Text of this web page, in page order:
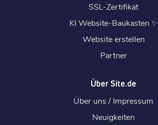
SSL-Zertifikat
KI Website-Baukasten ✨
Website erstellen
Partner
Über Site.de
Über uns / Impressum
Neuigkeiten